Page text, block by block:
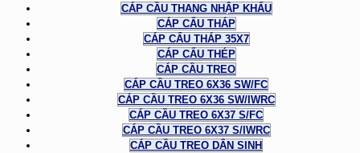
CÁP CẦU THANG NHẬP KHẨU
CÁP CẨU THÁP
CÁP CẨU THÁP 35X7
CÁP CẨU THÉP
CÁP CẦU TREO
CÁP CẦU TREO 6X36 SW/FC
CÁP CẦU TREO 6X36 SW/IWRC
CÁP CẦU TREO 6X37 S/FC
CÁP CẦU TREO 6X37 S/IWRC
CÁP CẦU TREO DÂN SINH